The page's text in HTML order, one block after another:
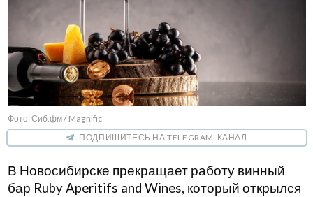
Фото: Сиб.фм / Magnific
ПОДПИШИТЕСЬ НА TELEGRAM-КАНАЛ
В Новосибирске прекращает работу винный
бар Ruby Aperitifs and Wines, который открылся